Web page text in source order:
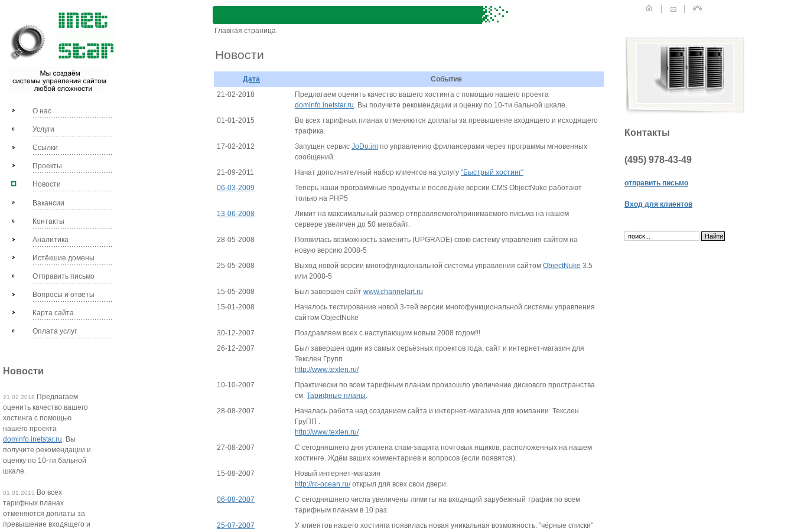
О нас
Услуги
Ссылки
Проекты
Новости
Вакансии
Контакты
Аналитика
Истёкшие домены
Отправить письмо
Вопросы и ответы
Карта сайта
Оплата услуг
Новости
21.02.2018 Предлагаем
оценить качество вашего
хостинга с помощью
нашего проекта
dominfo.inetstar.ru. Вы
получите рекомендации и
оценку по 10-ти бальной
шкале.
01.01.2015 Во всех
тарифных планах
отменяются доплаты за
превышение входящего и
Главная страница
Новости
Дата
Событие
21-02-2018
Предлагаем оценить качество вашего хостинга с помощью нашего проекта
dominfo.inetstar.ru. Вы получите рекомендации и оценку по 10-ти бальной шкале.
01-01-2015
Во всех тарифных планах отменяются доплаты за превышение входящего и исходящего
трафика.
17-02-2012
Запущен сервис JoDo.im по управлению фрилансерами через программы мгновенных
сообщений.
21-09-2011
Начат дополнителный набор клиентов на услугу "Быстрый хостинг"
06-03-2009
Теперь наши программные продукты и последние версии CMS ObjectNuke работают
только на PHP5
13-06-2008
Лимит на максимальный размер отправляемого/принимаемого письма на нашем
сервере увеличен до 50 мегабайт.
28-05-2008
Появилась возможность заменить (UPGRADE) свою систему управления сайтом на
новую версию 2008-5
25-05-2008
Выход новой версии многофункциональной системы управления сайтом ObjectNuke 3.5
или 2008-5
15-05-2008
Был завершён сайт www.channelart.ru
15-01-2008
Началось тестирование новой 3-тей версии многофункциональной системы управления
сайтом ObjectNuke
30-12-2007
Поздравляем всех с наступающим новым 2008 годом!!!
26-12-2007
Был завершен один из самых серьёзных проектов года, сайт и интернет-магазин для
Текслен Групп
http://www.texlen.ru/
10-10-2007
Практически по всем тарифным планам произошло увеличение дискового пространства.
см. Тарифные планы.
28-08-2007
Началась работа над созданием сайта и интернет-магазина для компании Текслен
ГруПП .
http://www.texlen.ru/
27-08-2007
С сегодняшнего дня усилена спам-защита почтовых ящиков, расположенных на нашем
хостинге. Ждём ваших комментариев и вопросов (если появятся).
15-08-2007
Новый интернет-магазин
http://rc-ocean.ru/открыл для всех свои двери.
06-08-2007
С сегодняшнего числа увеличены лимиты на входящий зарубежный трафик по всем
тарифным планам в 10 раз.
25-07-2007
У клиентов нашего хостинга появилась новая уникальная возможность: "чёрные списки"
Контакты
(495) 978-43-49
отправить письмо
Вход для клиентов